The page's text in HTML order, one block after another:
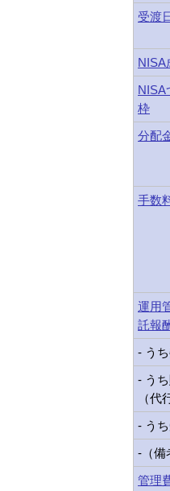
受渡
NISA
NISA
枠
分配
手数
運用
託報
- う
- う
（代
- う
-（備
管理